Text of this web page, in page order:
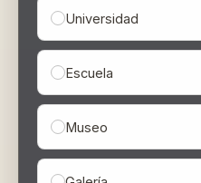
Universidad
Escuela
Museo